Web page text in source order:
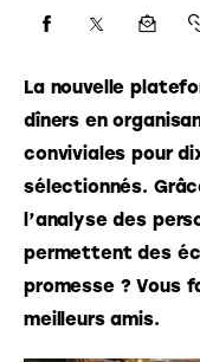
La nouvelle
dîners en
conviviales pour
sélectionnés.
l’analyse des
permettent des
promesse ? Vous
meilleurs amis.